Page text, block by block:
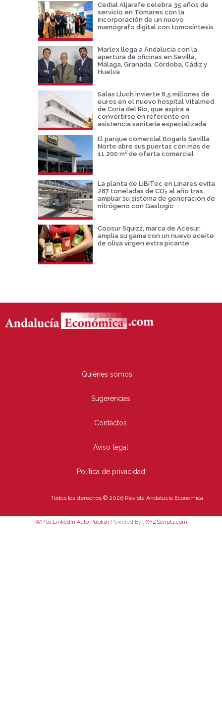
Cedial Aljarafe celebra 35 años de
servicio en Tomares con la
incorporación de un nuevo
mamógrafo digital con tomosíntesis
Marlex llega a Andalucía con la
apertura de oficinas en Sevilla,
Málaga, Granada, Córdoba, Cádiz y
Huelva
Salas Lluch invierte 8,5 millones de
euros en el nuevo hospital Vitalmed
de Coria del Río, que aspira a
convertirse en referente en
asistencia sanitaria especializada
El parque comercial Bogaris Sevilla
Norte abre sus puertas con más de
11.200 m² de oferta comercial
La planta de LiBiTec en Linares evita
287 toneladas de CO₂ al año tras
ampliar su sistema de generación de
nitrógeno con Gaslogic
Coosur Squizz, marca de Acesur,
amplia su gama con un nuevo aceite
de oliva virgen extra picante
Quiénes somos
Sugerencias
Contactos
Aviso legal
Política de privacidad
Todos los derechos © 2026 Revista Andalucía Económica
WP to LinkedIn Auto Publish Powered By : XYZScripts.com